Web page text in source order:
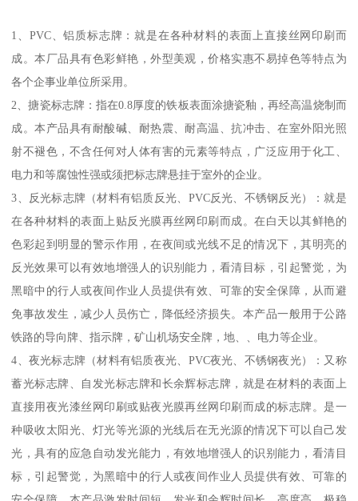
1、PVC、铝质标志牌：就是在各种材料的表面上直接丝网印刷而
成。本厂品具有色彩鲜艳，外型美观，价格实惠不易掉色等特点为
各个企事业单位所采用。
2、搪瓷标志牌：指在0.8厚度的铁板表面涂搪瓷釉，再经高温烧制而
成。本产品具有耐酸碱、耐热震、耐高温、抗冲击、在室外阳光照
射不褪色，不含任何对人体有害的元素等特点，广泛应用于化工、
电力和等腐蚀性强或须把标志牌悬挂于室外的企业。
3、反光标志牌（材料有铝质反光、PVC反光、不锈钢反光）：就是
在各种材料的表面上贴反光膜再丝网印刷而成。在白天以其鲜艳的
色彩起到明显的警示作用，在夜间或光线不足的情况下，其明亮的
反光效果可以有效地增强人的识别能力，看清目标，引起警觉，为
黑暗中的行人或夜间作业人员提供有效、可靠的安全保障，从而避
免事故发生，减少人员伤亡，降低经济损失。本产品一般用于公路
铁路的导向牌、指示牌，矿山机场安全牌，地、、电力等企业。
4、夜光标志牌（材料有铝质夜光、PVC夜光、不锈钢夜光）：又称
蓄光标志牌、自发光标志牌和长余辉标志牌，就是在材料的表面上
直接用夜光漆丝网印刷或贴夜光膜再丝网印刷而成的标志牌。是一
种吸收太阳光、灯光等光源的光线后在无光源的情况下可以自己发
光，具有的应急自动发光能力，有效地增强人的识别能力，看清目
标，引起警觉，为黑暗中的行人或夜间作业人员提供有效、可靠的